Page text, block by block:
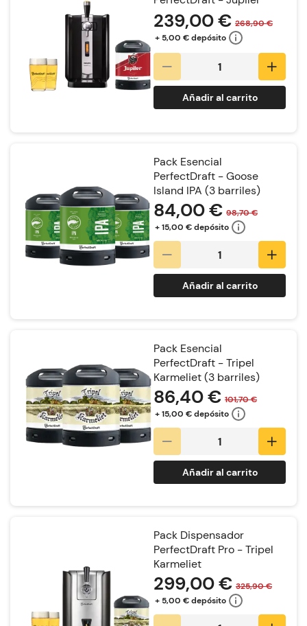
239,00 € 268,90 €
+ 5,00 € depósito
Añadir al carrito
Pack Esencial
PerfectDraft - Goose
Island IPA (3 barriles)
84,00 € 98,70 €
+ 15,00 € depósito
Añadir al carrito
Pack Esencial
PerfectDraft - Tripel
Karmeliet (3 barriles)
86,40 € 101,70 €
+ 15,00 € depósito
Añadir al carrito
Pack Dispensador
PerfectDraft Pro - Tripel
Karmeliet
299,00 € 325,90 €
+ 5,00 € depósito